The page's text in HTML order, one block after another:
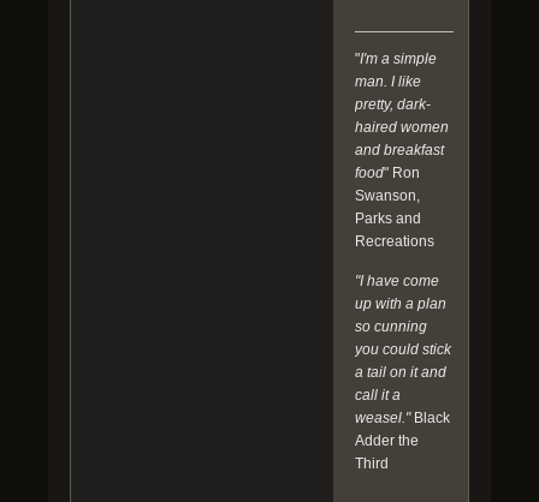
r pour
lire
On y
retrou
ve ce
bon
vieux
spiny
s'appr
à
s'inst
aller
sur
Isla
Manta
ceros,
l'une
des
"I'm a simple
man. I like
pretty, dark-
haired women
and breakfast
food" Ron
Swanson,
Parks and
Recreations
"I have come
up with a plan
so cunning
you could stick
a tail on it and
call it a
weasel."Black
Adder the
Third